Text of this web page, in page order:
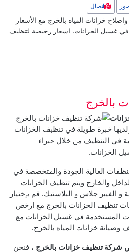
اتصال
خزانات المياه بالخرج مع الأسعار
في غسيل الخزانات. اسعار رخيصة لتنظيف
بالخرج
خبرة طويلة في تنظيف الخزانات
في التنظيف من خلال خبراء
الخزانات.
العالية الجودة والمتخصصة في
والخارج ويتم تنظيف الخزانات
و الفيبر جلاس و البلاستيك. قم بإختيار
تنظيف الخزانات بالخرج مع ارخص
المستخدمة في غسيل الخزانات مع
خزانات المياه بالخرج.
شركة تنظيف خزانات بالخرج ، فنحن